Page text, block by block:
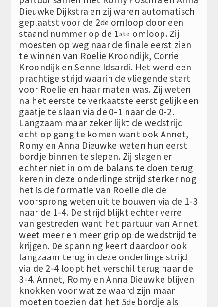
Dieuwke Dijkstra en zij waren automatisch
geplaatst voor de 2de omloop door een
staand nummer op de 1ste omloop. Zij
moesten op weg naar de finale eerst zien
te winnen van Roelie Kroondijk, Corrie
Kroondijk en Senne Idsardi. Het werd een
prachtige strijd waarin de vliegende start
voor Roelie en haar maten was. Zij weten
na het eerste te verkaatste eerst gelijk een
gaatje te slaan via de 0-1 naar de 0-2.
Langzaam maar zeker lijkt de wedstrijd
echt op gang te komen want ook Annet,
Romy en Anna Dieuwke weten hun eerst
bordje binnen te slepen. Zij slagen er
echter niet in om de balans te doen terug
keren in deze onderlinge strijd sterker nog
het is de formatie van Roelie die de
voorsprong weten uit te bouwen via de 1-3
naar de 1-4. De strijd blijkt echter verre
van gestreden want het partuur van Annet
weet meer en meer grip op de wedstrijd te
krijgen. De spanning keert daardoor ook
langzaam terug in deze onderlinge strijd
via de 2-4 loopt het verschil terug naar de
3-4. Annet, Romy en Anna Dieuwke blijven
knokken voor wat ze waard zijn maar
moeten toezien dat het 5de bordje als